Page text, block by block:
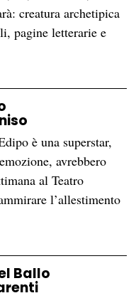
creatura archetipica
pagine letterarie e
è una superstar,
avrebbero
al Teatro
l’allestimento
Ballo